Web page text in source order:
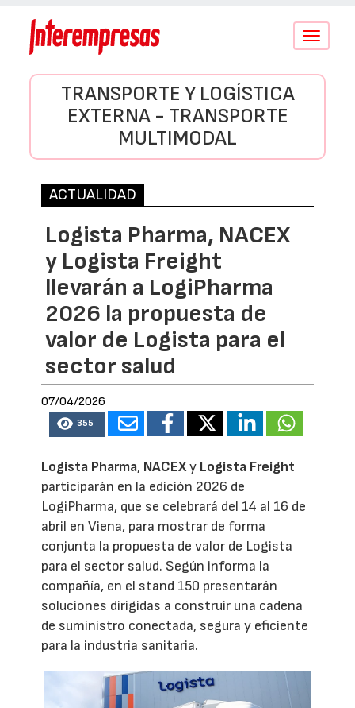
Conmutar
TRANSPORTE Y LOGÍSTICA
EXTERNA - TRANSPORTE
MULTIMODAL
ACTUALIDAD
Logista Pharma, NACEX
y Logista Freight
llevarán a LogiPharma
2026 la propuesta de
valor de Logista para el
sector salud
07/04/2026
355
Logista Pharma, NACEXy Logista Freight
participarán en la edición 2026 de
LogiPharma, que se celebrará del 14 al 16 de
abril en Viena, para mostrar de forma
conjunta la propuesta de valor de Logista
para el sector salud. Según informa la
compañía, en el stand 150 presentarán
soluciones dirigidas a construir una cadena
de suministro conectada, segura y eficiente
para la industria sanitaria.